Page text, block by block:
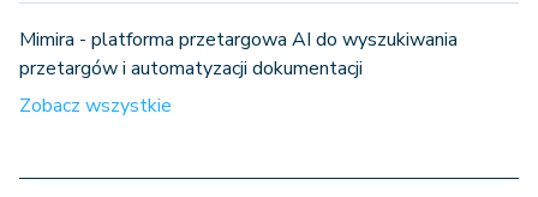
Mimira - platforma przetargowa AI do wyszukiwania
przetargów i automatyzacji dokumentacji
Zobacz wszystkie